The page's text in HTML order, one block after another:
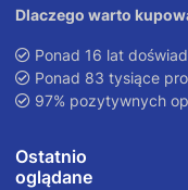
Dlaczego warto
Ponad 16 lat
Ponad 83 tysiące
97% pozytywnych
Ostatnio
oglądane